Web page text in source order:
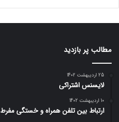
مطالب پر بازدید
25 اردیبهشت 1402
لایسنس اشتراکی
10 اردیبهشت 1402
ارتباط بین تلفن همراه و خستگی مفرط